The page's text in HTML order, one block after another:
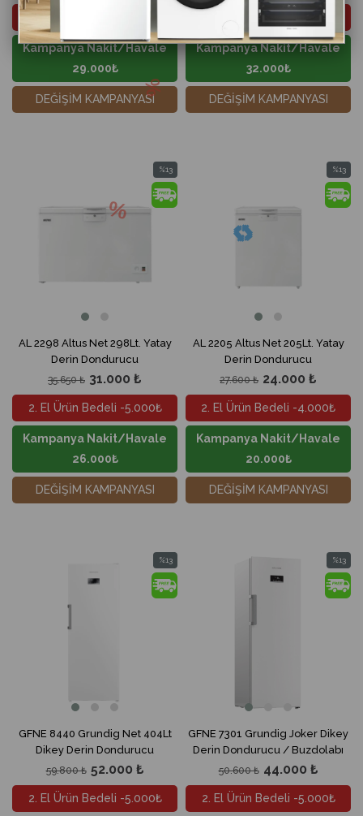
2. El Ürün Bedeli -5.000₺
Kampanya Nakit/Havale
29.000₺
DEĞİŞİM KAMPANYASI
2. El Ürün Bedeli -5.000₺
Kampanya Nakit/Havale
32.000₺
DEĞİŞİM KAMPANYASI
AL 2298 Altus Net 298Lt. Yatay
Derin Dondurucu
31.000 ₺
35.650 ₺
%13
İndirim
%13İndirim
2. El Ürün Bedeli -5.000₺
Kampanya Nakit/Havale
26.000₺
DEĞİŞİM KAMPANYASI
AL 2205 Altus Net 205Lt. Yatay
Derin Dondurucu
24.000 ₺
27.600 ₺
%13
İndirim
2. El Ürün Bedeli -4.000₺
Kampanya Nakit/Havale
20.000₺
DEĞİŞİM KAMPANYASI
GFNE 8440 Grundig Net 404Lt
Dikey Derin Dondurucu
52.000 ₺
59.800 ₺
%13
İndirim
%13İndirim
2. El Ürün Bedeli -5.000₺
GFNE 7301 Grundig Joker Dikey
Derin Dondurucu / Buzdolabı
44.000 ₺
50.600 ₺
%13
İndirim
2. El Ürün Bedeli -5.000₺